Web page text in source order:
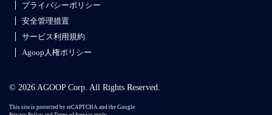
プライバシーポリシー
安全管理措置
サービス利用規約
Agoop人権ポリシー
© 2026 AGOOP Corp. All Rights Reserved.
This site is protected by reCAPTCHA and the Google